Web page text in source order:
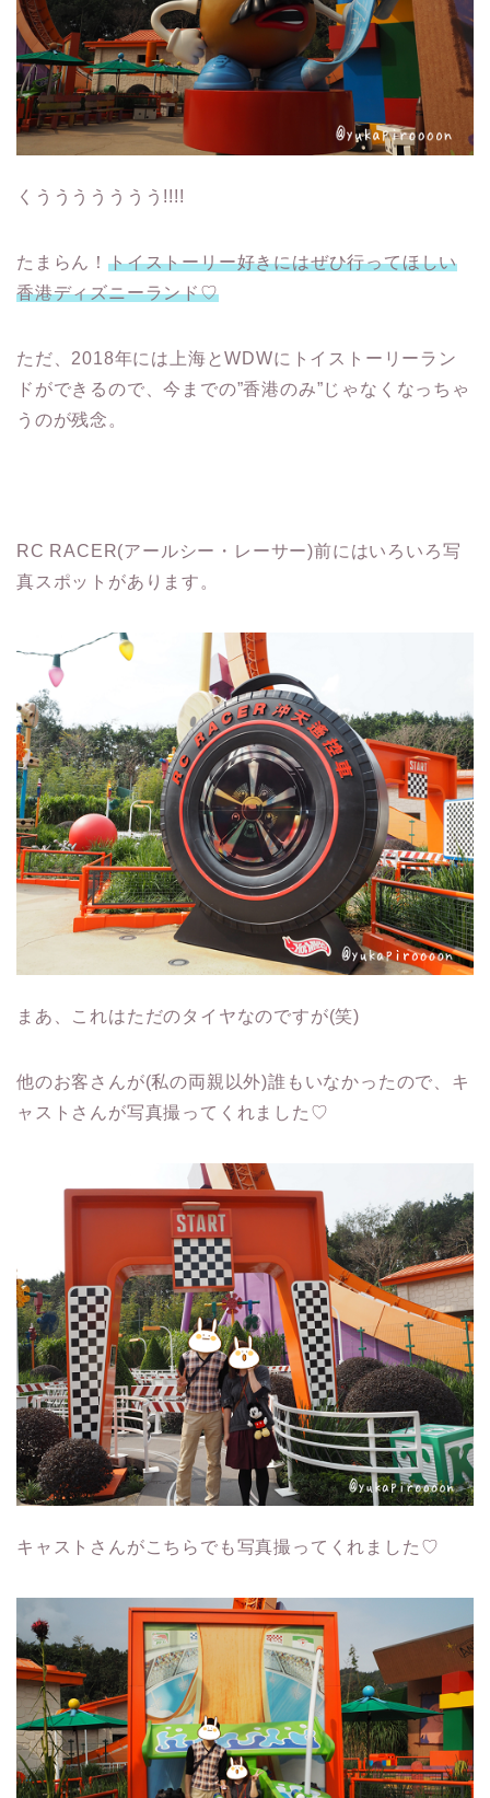
くううううううう!!!!
たまらん！ トイストーリー好きにはぜひ行ってほしい
香港ディズニーランド♡
ただ、2018年には上海とWDWにトイストーリーラン
ドができるので、今までの”香港のみ”じゃなくなっちゃ
うのが残念。
RC RACER(アールシー・レーサー)前にはいろいろ写
真スポットがあります。
まあ、これはただのタイヤなのですが(笑)
他のお客さんが(私の両親以外)誰もいなかったので、キ
ャストさんが写真撮ってくれました♡
キャストさんがこちらでも写真撮ってくれました♡